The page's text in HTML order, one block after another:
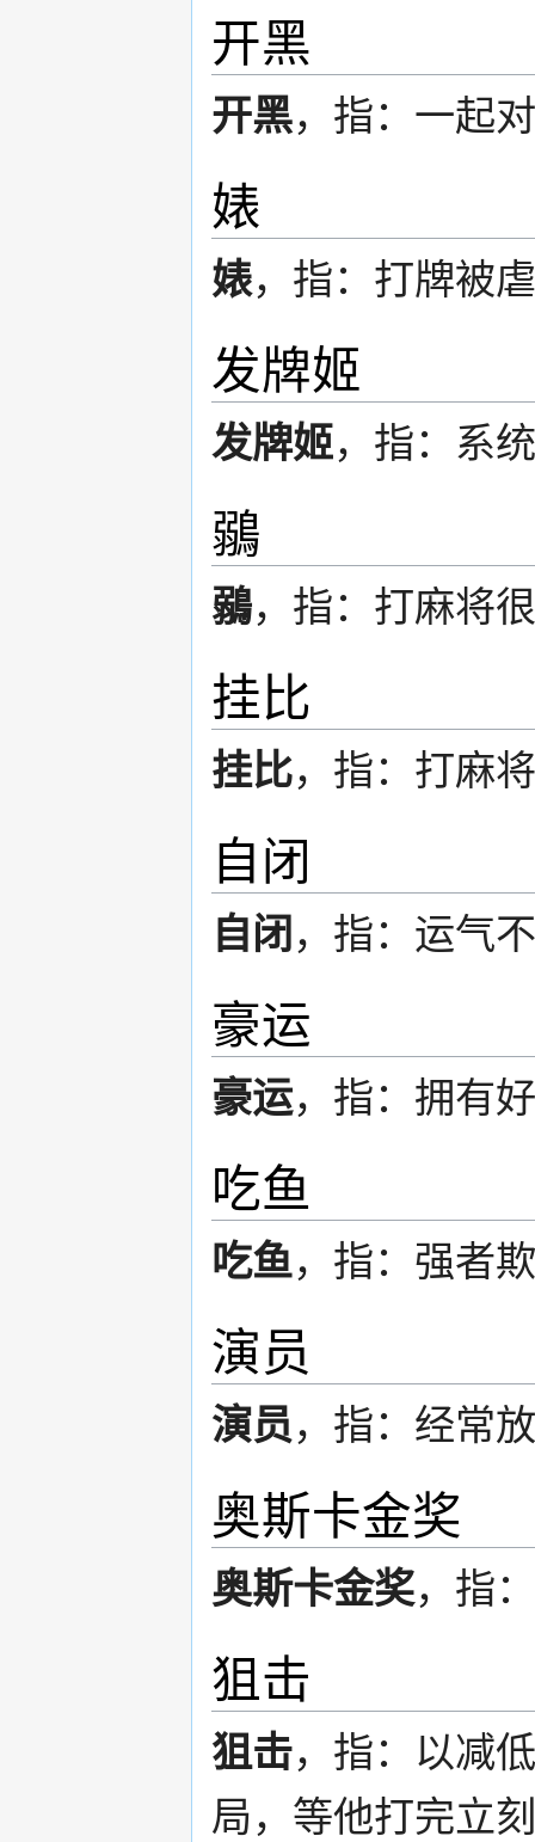
开黑
开黑，指：一起
婊
婊，指：打牌被
发牌姬
发牌姬，指：系
鶸
鶸，指：打麻将
挂比
挂比，指：打麻
自闭
自闭 ，指：运气
豪运
豪运，指：拥有
吃鱼
吃鱼，指：强者
演员
演员 ，指：经常
奥斯卡金奖
奥斯卡金奖，指
狙击
狙击，指：以减
局，等他打完立